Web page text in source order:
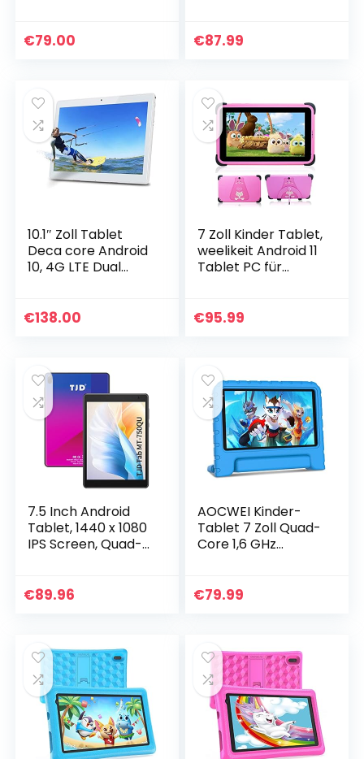
€79.00
GMS, 2GB RAM,
€87.99
10.1″ Zoll Tablet
Deca core Android
10, 4G LTE Dual
1920 * 1200 Full HD
WiFi/WLAN/Bluetoo
th/GPS TYD-109
(Silbrig)
€138.00
7 Zoll Kinder Tablet,
weelikeit Android 11
Tablet PC für
Tablet mit 2GB
€95.99
7.5 Inch Android
Tablet, 1440 x 1080
IPS Screen, Quad-
ROM (512GB
€89.96
AOCWEI Kinder-
Tablet 7 Zoll Quad-
Core 1,6 GHz
GB (TF 128 GB) |
€79.99